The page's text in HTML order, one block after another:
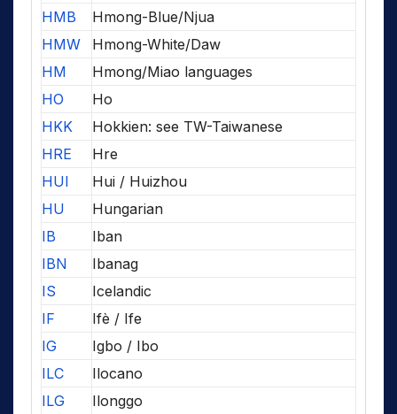
HMB
Hmong-Blue/Njua
HMW
Hmong-White/Daw
HM
Hmong/Miao languages
HO
Ho
HKK
Hokkien: see TW-Taiwanese
HRE
Hre
HUI
Hui / Huizhou
HU
Hungarian
IB
Iban
IBN
Ibanag
IS
Icelandic
IF
Ifè / Ife
IG
Igbo / Ibo
ILC
Ilocano
ILG
Ilonggo